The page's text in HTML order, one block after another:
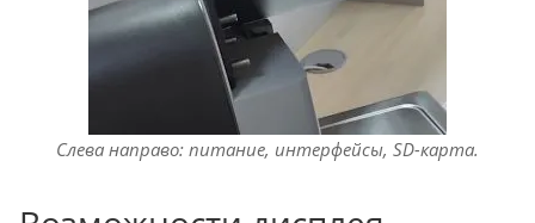
Слева направо: питание, интерфейсы, SD-карта.